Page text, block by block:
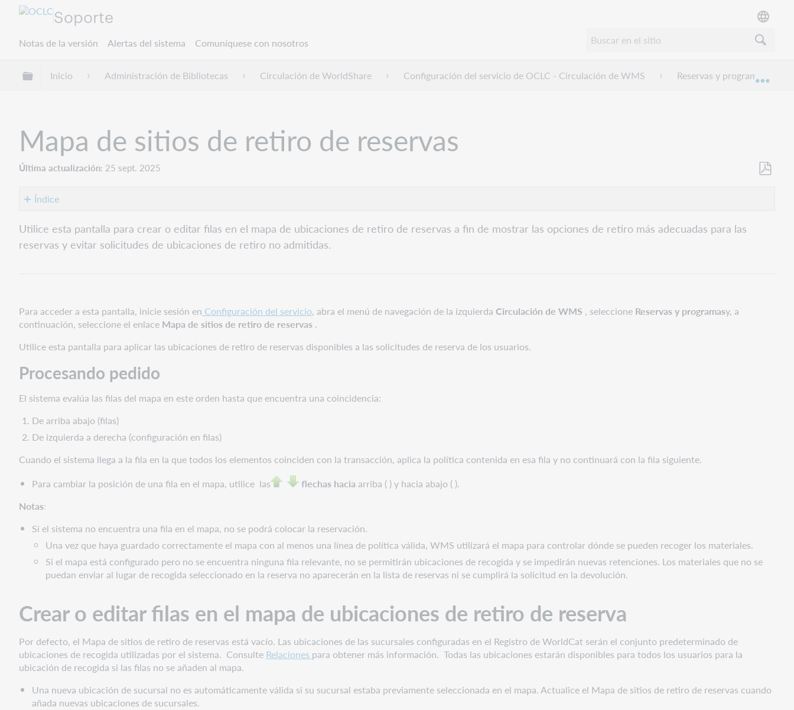
Soporte
Notas de la versión Alertas del sistema Comuníquese con nosotros
Expandir/contraer jerarquía global
Inicio Administración de Bibliotecas Circulación de WorldShare Configuración del servicio de OCLC - Circulación de WMS Reservas y programas
Mapa de sitios de retiro de reservas
Última actualización 25 sept. 2025
Índice
Procesando
pedido
Crear
el
mapa
de
ubicaciones
de
retiro
de
Bibliotecas
con
de
grupos
Utilice esta pantalla para crear o editar filas en el mapa de ubicaciones de retiro de reservas a fin de mostrar las opciones de retiro más adecuadas para las
reservas y evitar solicitudes de ubicaciones de retiro no admitidas.
Para acceder a esta pantalla, inicie sesión en Configuración del servicio, abra el menú de navegación de la izquierda Circulación de WMS , seleccione Reservas y programasy, a
continuación, seleccione el enlace Mapa de sitios de retiro de reservas .
Utilice esta pantalla para aplicar las ubicaciones de retiro de reservas disponibles a las solicitudes de reserva de los usuarios.
Procesando pedido
El sistema evalúa las filas del mapa en este orden hasta que encuentra una coincidencia:
De arriba abajo (filas)
De izquierda a derecha (configuración en filas)
Cuando el sistema llega a la fila en la que todos los elementos coinciden con la transacción, aplica la política contenida en esa fila y no continuará con la fila siguiente.
Para cambiar la posición de una fila en el mapa, utilice las flechas hacia arriba ( ) y hacia abajo ( ).
Notas:
Si el sistema no encuentra una fila en el mapa, no se podrá colocar la reservación.
Una vez que haya guardado correctamente el mapa con al menos una línea de política válida, WMS utilizará el mapa para controlar dónde se pueden recoger los materiales.
Si el mapa está configurado pero no se encuentra ninguna fila relevante, no se permitirán ubicaciones de recogida y se impedirán nuevas retenciones. Los materiales que no se
puedan enviar al lugar de recogida seleccionado en la reserva no aparecerán en la lista de reservas ni se cumplirá la solicitud en la devolución.
Crear o editar filas en el mapa de ubicaciones de retiro de reserva
Por defecto, el Mapa de sitios de retiro de reservas está vacío. Las ubicaciones de las sucursales configuradas en el Registro de WorldCat serán el conjunto predeterminado de
ubicaciones de recogida utilizadas por el sistema. Consulte Relaciones para obtener más información. Todas las ubicaciones estarán disponibles para todos los usuarios para la
ubicación de recogida si las filas no se añaden al mapa.
Una nueva ubicación de sucursal no es automáticamente válida si su sucursal estaba previamente seleccionada en el mapa. Actualice el Mapa de sitios de retiro de reservas cuando
añada nuevas ubicaciones de sucursales.